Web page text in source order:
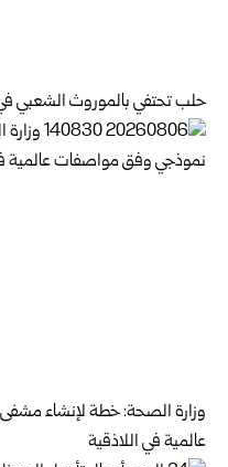
حلب تحتفي بالموروث الشعبي في
وزارة الصحة: خطة لإنشاء
عالمية في اللاذقية